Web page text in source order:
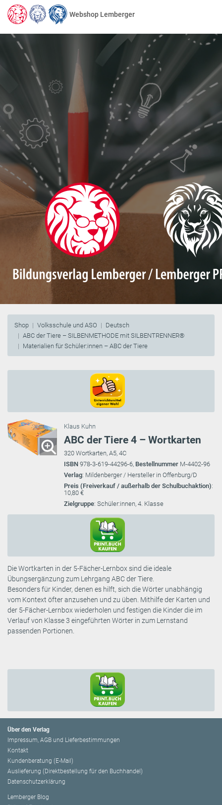
Webshop Lemberger
Shop Volksschule und ASO
Deutsch
ABC der Tiere – SILBENMETHODE mit SILBENTRENNER®
Materialien für Schüler:innen – ABC der Tiere
Klaus Kuhn
ABC der Tiere 4 – Wortkarten
320 Wortkarten, A5, 4C
ISBN 978-3-619-44296-6, Bestellnummer M-4402-96
Verlag: Mildenberger / Hersteller in Offenburg/D
Preis (Freiverkauf / außerhalb der Schulbuchaktion):
10,80 €
Zielgruppe: Schüler:innen, 4. Klasse
Die Wortkarten in der 5-Fächer-Lernbox sind die ideale
Übungsergänzung zum Lehrgang ABC der Tiere.
Besonders für Kinder, denen es hilft, sich die Wörter unabhängig
vom Kontext öfter anzusehen und zu üben. Mithilfe der Karten und
der 5-Fächer-Lernbox wiederholen und festigen die Kinder die im
Verlauf von Klasse 3 eingeführten Wörter in zum Lernstand
passenden Portionen.
Über den Verlag
Impressum, AGB und Lieferbestimmungen
Kontakt
Kundenberatung (E-Mail)
Auslieferung (Direktbestellung für den Buchhandel)
Datenschutzerklärung
Lemberger Blog